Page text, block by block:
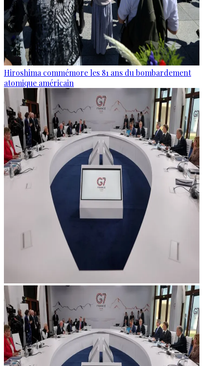
Hiroshima commémore les 81 ans du bombardement
atomique américain